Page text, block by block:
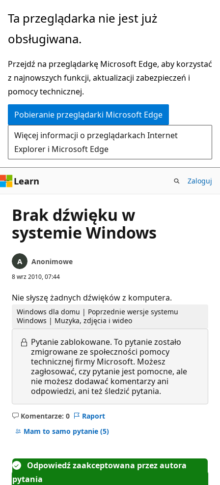
Przejdź
głównej
Ta przeglądarka nie jest już
obsługiwana.
Przejdź na przeglądarkę Microsoft Edge, aby korzystać
z najnowszych funkcji, aktualizacji zabezpieczeń i
pomocy technicznej.
Pobieranie przeglądarki Microsoft Edge
Więcej informacji o przeglądarkach Internet
Explorer i Microsoft Edge
Learn Zaloguj
Brak dźwięku w
systemie Windows
Anonimowe
8 wrz 2010, 07:44
Nie słyszę żadnych dźwięków z komputera.
Windows dla domu | Poprzednie wersje systemu
Windows | Muzyka, zdjęcia i wideo
Pytanie zablokowane. To pytanie zostało
zmigrowane ze społeczności pomocy
technicznej firmy Microsoft. Możesz
zagłosować, czy pytanie jest pomocne, ale
nie możesz dodawać komentarzy ani
odpowiedzi, ani też śledzić pytania.
Komentarze: 0
Brak
komentarzy
Raport
Mam to samo pytanie (5)
Odpowiedź zaakceptowana przez autora
pytania